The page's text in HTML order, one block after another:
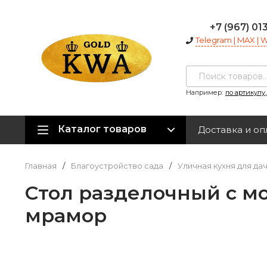
+7 (967)
Telegram | MAX |
Например: по
Каталог товаров Доставка и
Главная / Благоустройство сада / Уличная кухня для
Cтол разделочный с
мрамор